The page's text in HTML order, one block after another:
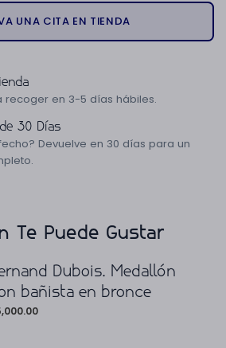
UNA CITA EN TIENDA
recoger en 3-5 días hábiles.
30 Días
Devuelve en 30 días para un
Te Puede Gustar
Dubois. Medallón
bañista en bronce